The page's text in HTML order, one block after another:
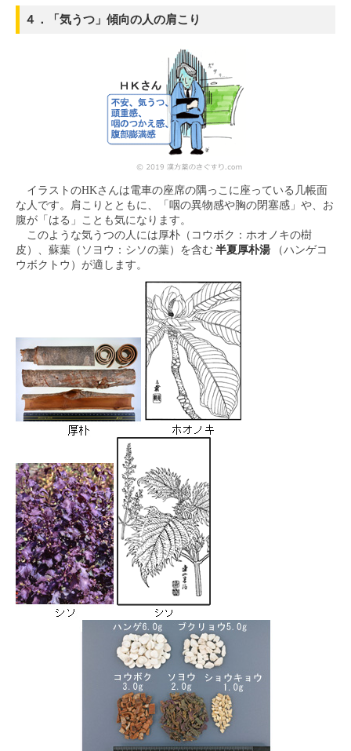
４．「気うつ」傾向の人の肩こり
イラストのHKさんは電車の座席の隅っこに座っている几帳面
な人です。肩こりとともに、「咽の異物感や胸の閉塞感」や、お
腹が「はる」ことも気になります。
このような気うつの人には厚朴（コウボク：ホオノキの樹
皮）、蘇葉（ソヨウ：シソの葉）を含む 半夏厚朴湯
（ハンゲコ
ウボクトウ）が適します。